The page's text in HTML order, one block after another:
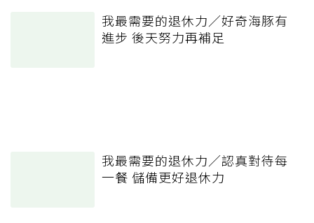
我最需要的退休力／好奇海豚有
進步 後天努力再補足
我最需要的退休力／認真對待每
一餐 儲備更好退休力